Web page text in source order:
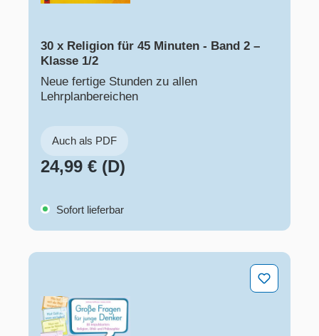
30 x Religion für 45 Minuten - Band 2 –
Klasse 1/2
Neue fertige Stunden zu allen
Lehrplanbereichen
Auch als PDF
24,99 € (D)
Sofort lieferbar